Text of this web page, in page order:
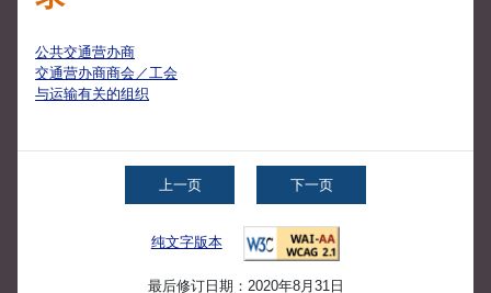
公共交通营办商
交通营办商商会／工会
与运输有关的组织
上一页 下一页
纯文字版本
最后修订日期：2020年8月31日